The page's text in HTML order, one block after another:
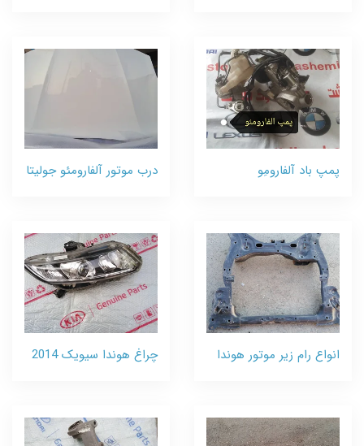
پمپ باد آلفارومِو درب موتور آلفارومئو جولیتا
انواع رام زیر موتور هوندا چراغ هوندا سیویک 2014